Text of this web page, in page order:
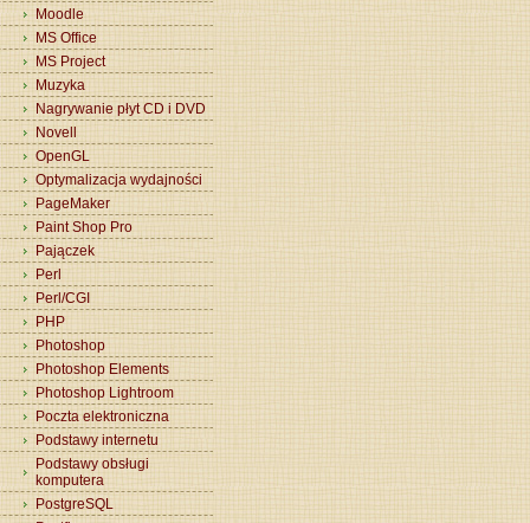
Moodle
MS Office
MS Project
Muzyka
Nagrywanie płyt CD i DVD
Novell
OpenGL
Optymalizacja wydajności
PageMaker
Paint Shop Pro
Pajączek
Perl
Perl/CGI
PHP
Photoshop
Photoshop Elements
Photoshop Lightroom
Poczta elektroniczna
Podstawy internetu
Podstawy obsługi
komputera
PostgreSQL